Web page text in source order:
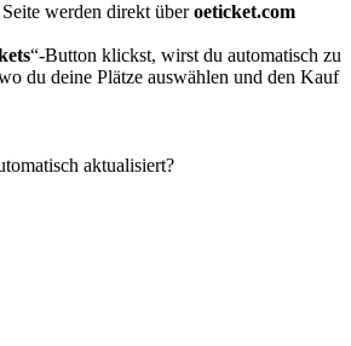
werden direkt überoeticket.com
“-Button klickst, wirst du automatisch zu
du deine Plätze auswählen und den Kauf
aktualisiert?